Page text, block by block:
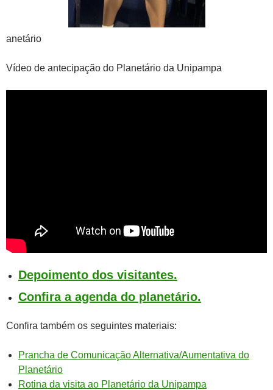
anetário
Vídeo de antecipação do Planetário da Unipampa
Depoimento dos visitantes.
Confira a agenda do planetário.
Confira também os seguintes materiais:
Prancha de Comunicação Alternativa/Aumentativa do
Planetário
Rotina da visita ao Planetário da Unipampa